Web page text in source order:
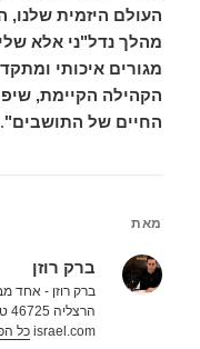
העולם היזמית
מהלך נדל"ני אלא
מגורים איכותי
הקהילה הקיימת,
החיים של התושבים".
מאת
ברק רוזן
israel.com כל